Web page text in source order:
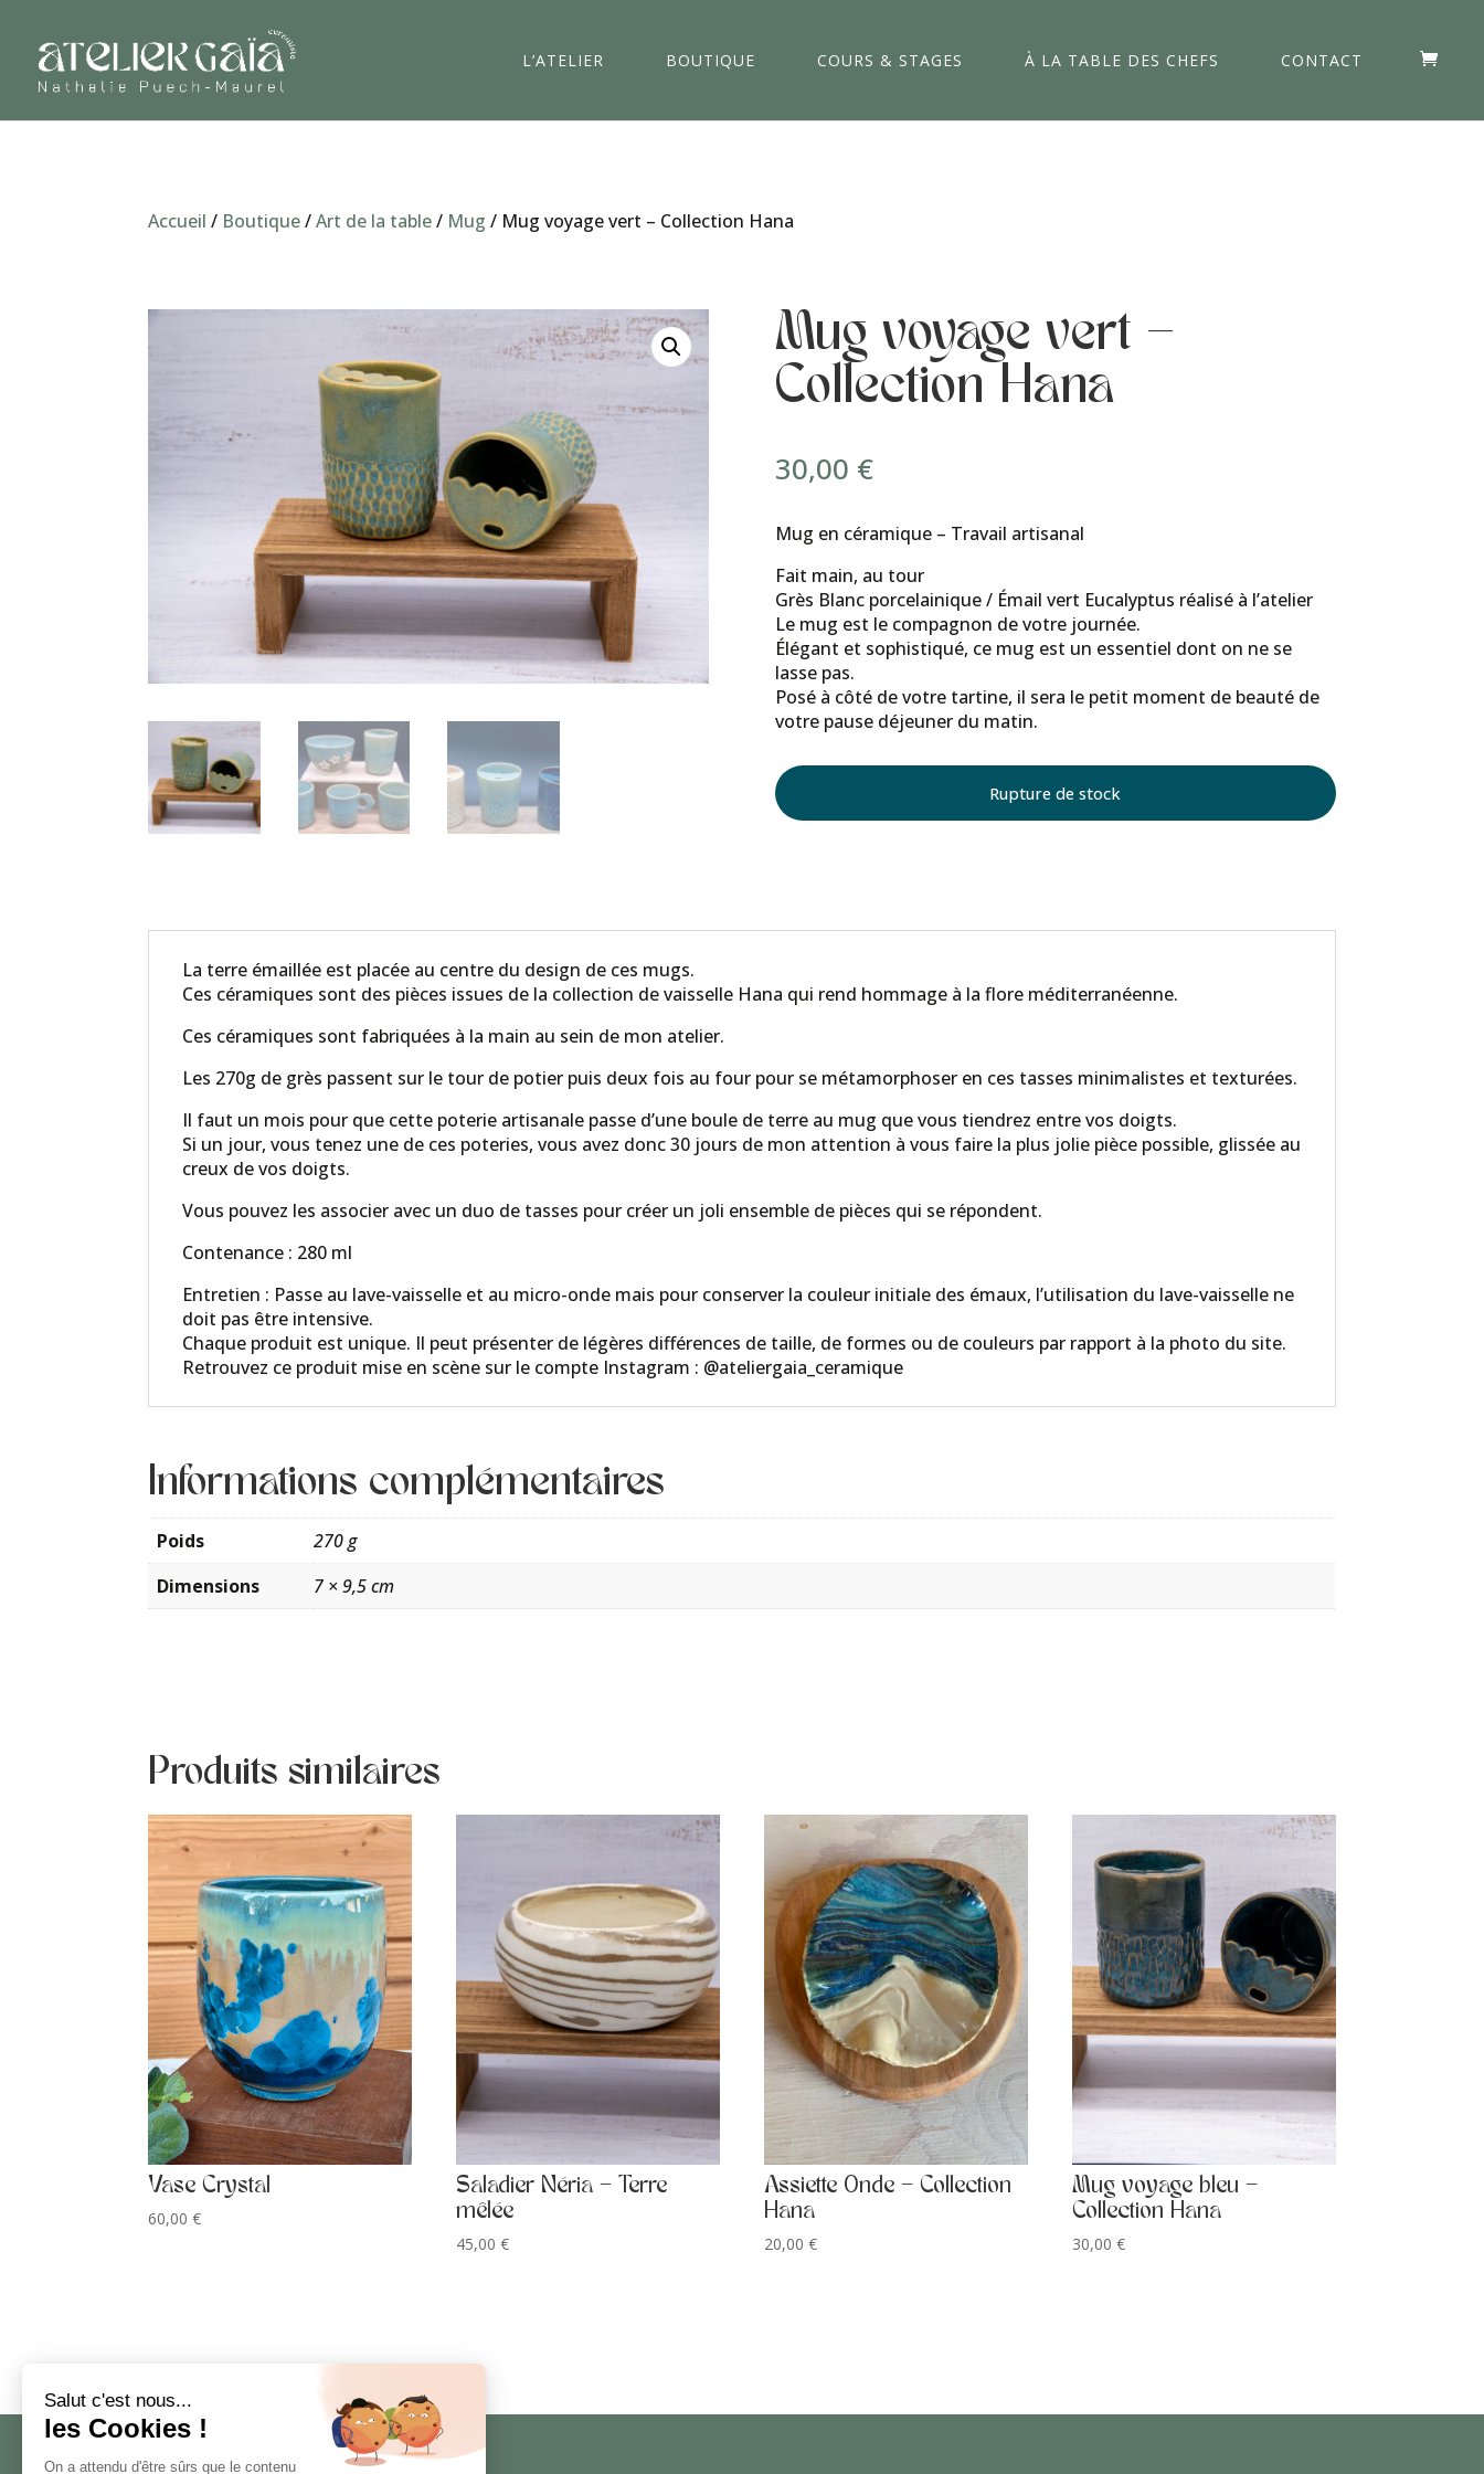
L’ATELIER BOUTIQUE COURS & STAGES À LA TABLE DES CHEFS CONTACT
Accueil / Boutique/Art de la table/ Mug / Mug voyage vert – Collection Hana
Mug voyage vert –
Collection Hana
30,00 €
Mug en céramique – Travail artisanal
Fait main, au tour
Grès Blanc porcelainique / Émail vert Eucalyptus réalisé à l’atelier
Le mug est le compagnon de votre journée.
Élégant et sophistiqué, ce mug est un essentiel dont on ne se
lasse pas.
Posé à côté de votre tartine, il sera le petit moment de beauté de
votre pause déjeuner du matin.
Rupture de stock
La terre émaillée est placée au centre du design de ces mugs.
Ces céramiques sont des pièces issues de la collection de vaisselle Hana qui rend hommage à la flore méditerranéenne.
Ces céramiques sont fabriquées à la main au sein de mon atelier.
Les 270g de grès passent sur le tour de potier puis deux fois au four pour se métamorphoser en ces tasses minimalistes et texturées.
Il faut un mois pour que cette poterie artisanale passe d’une boule de terre au mug que vous tiendrez entre vos doigts.
Si un jour, vous tenez une de ces poteries, vous avez donc 30 jours de mon attention à vous faire la plus jolie pièce possible, glissée au
creux de vos doigts.
Vous pouvez les associer avec un duo de tasses pour créer un joli ensemble de pièces qui se répondent.
Contenance : 280 ml
Entretien : Passe au lave-vaisselle et au micro-onde mais pour conserver la couleur initiale des émaux, l’utilisation du lave-vaisselle ne
doit pas être intensive.
Chaque produit est unique. Il peut présenter de légères différences de taille, de formes ou de couleurs par rapport à la photo du site.
Retrouvez ce produit mise en scène sur le compte Instagram : @ateliergaia_ceramique
Informations complémentaires
Poids
270 g
Dimensions
7 × 9,5 cm
Produits similaires
Vase Crystal
60,00€
Saladier Néria – Terre
mêlée
45,00€
Assiette Onde – Collection
Hana
20,00€
Mug voyage bleu –
Collection Hana
30,00€